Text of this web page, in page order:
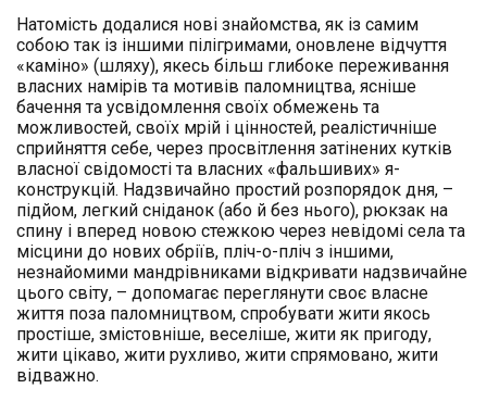
Натомість додалися нові знайомства, як із самим
собою так із іншими пілігримами, оновлене відчуття
«каміно» (шляху), якесь більш глибоке переживання
власних намірів та мотивів паломництва, ясніше
бачення та усвідомлення своїх обмежень та
можливостей, своїх мрій і цінностей, реалістичніше
сприйняття себе, через просвітлення затінених кутків
власної свідомості та власних «фальшивих» я-
конструкцій. Надзвичайно простий розпорядок дня, –
підйом, легкий сніданок (або й без нього), рюкзак на
спину і вперед новою стежкою через невідомі села та
місцини до нових обріїв, пліч-о-пліч з іншими,
незнайомими мандрівниками відкривати надзвичайне
цього світу, – допомагає переглянути своє власне
життя поза паломництвом, спробувати жити якось
простіше, змістовніше, веселіше, жити як пригоду,
жити цікаво, жити рухливо, жити спрямовано, жити
відважно.